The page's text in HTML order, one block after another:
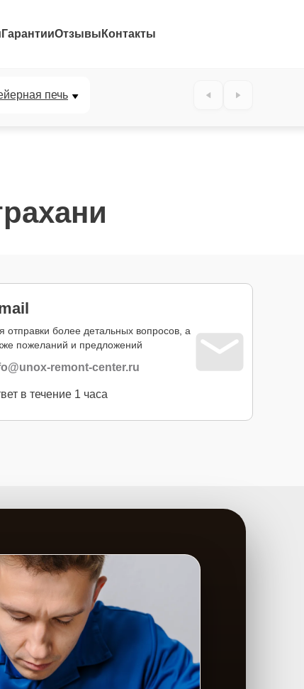
ГарантииОтзывы Контакты
печь
отправки более детальных вопросов, а
пожеланий и предложений
remont-center.ru
в течение 1 часа